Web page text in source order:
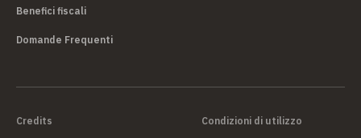
Benefici fiscali
Domande Frequenti
Credits Condizioni di utilizzo